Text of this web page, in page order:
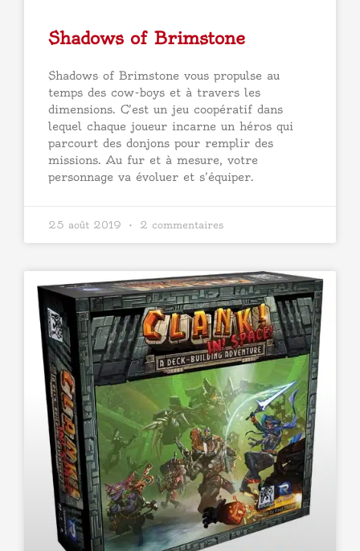
Shadows of Brimstone
Shadows of Brimstone vous propulse au
temps des cow-boys et à travers les
dimensions. C’est un jeu coopératif dans
lequel chaque joueur incarne un héros qui
parcourt des donjons pour remplir des
missions. Au fur et à mesure, votre
personnage va évoluer et s’équiper.
25 août 2019 2 commentaires